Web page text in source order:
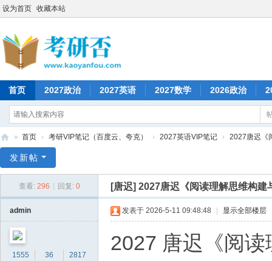
设为首页 收藏本站
首页 2027政治 2027英语 2027数学 2026政治
研
» 首页 › 考研VIP笔记（百度云、夸克） › 2027英语VIP笔记 › 2027唐迟《
发新帖
查看: 296 回复: 0 [唐迟] 2027唐迟《阅读理解思维构建
admin
1555
36
2817
发表于 2026-5-11 09:48:48 显示全部楼层
2027 唐迟《阅